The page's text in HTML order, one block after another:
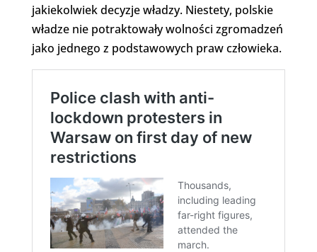
jakiekolwiek decyzje władzy. Niestety, polskie
władze nie potraktowały wolności zgromadzeń
jako jednego z podstawowych praw człowieka.